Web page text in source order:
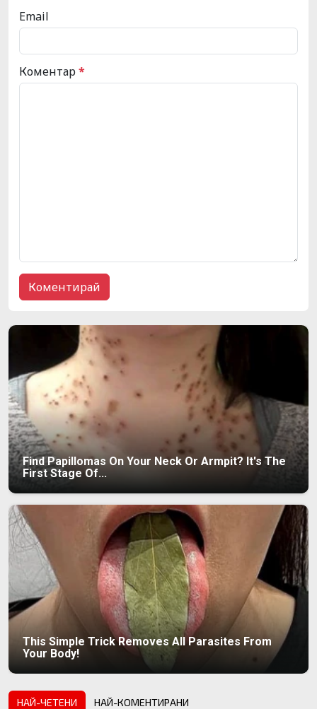
Email
Коментар*
Find Papillomas On Your Neck Or Armpit? It's The
First Stage Of...
This Simple Trick Removes All Parasites From
Your Body!
НАЙ-ЧЕТЕНИ НАЙ-КОМЕНТИРАНИ